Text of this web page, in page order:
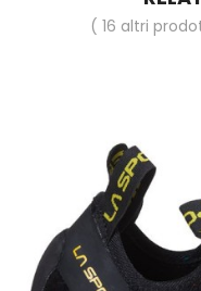
( 16 altri